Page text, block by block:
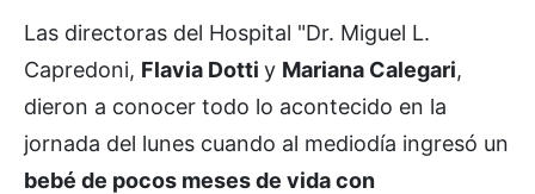
Las directoras del Hospital "Dr. Miguel L.
Capredoni, Flavia Dotti y Mariana Calegari,
dieron a conocer todo lo acontecido en la
jornada del lunes cuando al mediodía ingresó un
bebé de pocos meses de vida con